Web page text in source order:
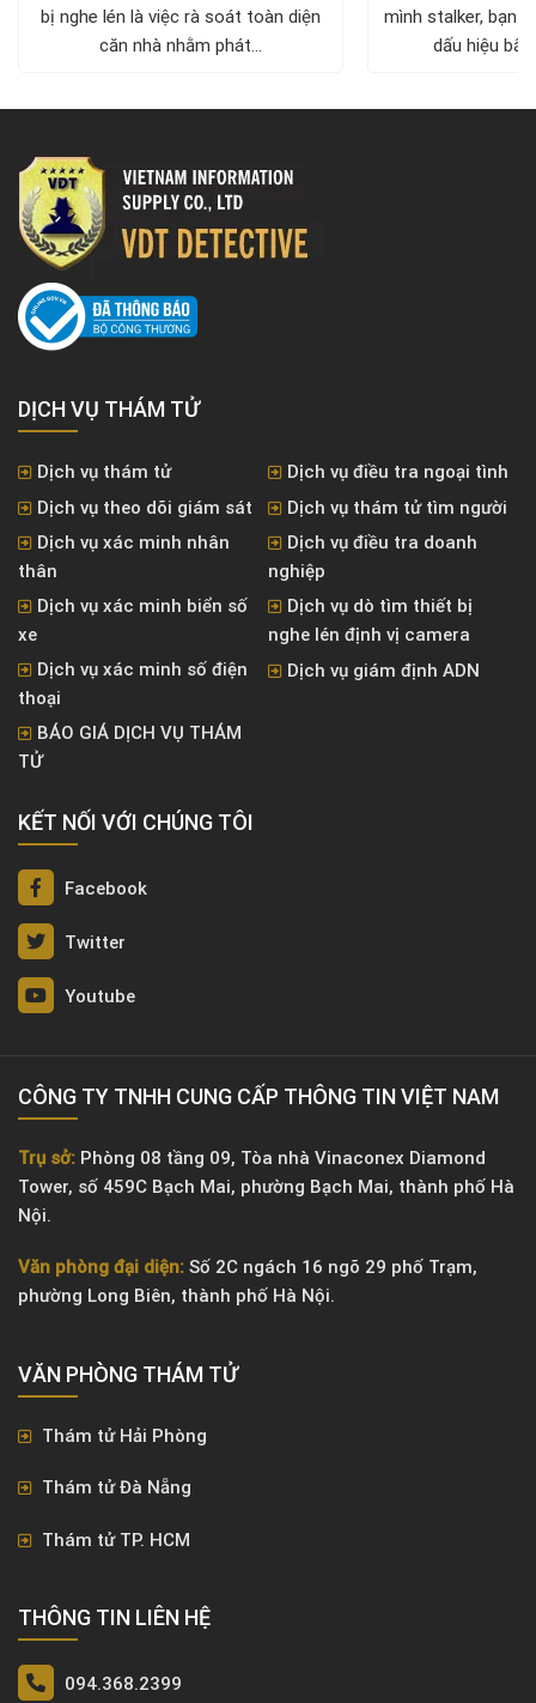
bị nghe lén là việc rà soát toàn diện
căn nhà nhằm phát...
mình stalker, bạn
dấu hiệu bất
DỊCH VỤ THÁM TỬ
Dịch vụ thám tử
Dịch vụ điều tra ngoại tình
Dịch vụ theo dõi giám sát
Dịch vụ thám tử tìm người
Dịch vụ xác minh nhân
thân
Dịch vụ điều tra doanh
nghiệp
Dịch vụ xác minh biển số
xe
Dịch vụ dò tìm thiết bị
nghe lén định vị camera
Dịch vụ xác minh số điện
thoại
Dịch vụ giám định ADN
BÁO GIÁ DỊCH VỤ THÁM
TỬ
KẾT NỐI VỚI CHÚNG TÔI
Facebook
Twitter
Youtube
CÔNG TY TNHH CUNG CẤP THÔNG TIN VIỆT NAM
Trụ sở: Phòng 08 tầng 09, Tòa nhà Vinaconex Diamond
Tower, số 459C Bạch Mai, phường Bạch Mai, thành phố Hà
Nội.
Văn phòng đại diện: Số 2C ngách 16 ngõ 29 phố Trạm,
phường Long Biên, thành phố Hà Nội.
VĂN PHÒNG ​THÁM TỬ
Thám tử Hải Phòng
Thám tử Đà Nẵng
Thám tử TP. HCM
THÔNG TIN LIÊN HỆ
094.368.2399